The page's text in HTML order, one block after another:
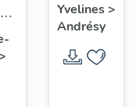
Germain-
de-
Paris
Yvelines>
Andrésy